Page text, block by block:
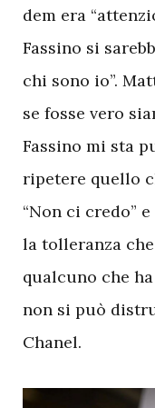
dem era
Fassino si
chi sono io”.
se fosse vero
Fassino mi sta
ripetere quello
“Non ci credo”
la tolleranza
qualcuno che
non si può
Chanel.